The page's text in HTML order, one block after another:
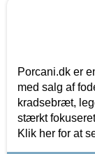
Porcani.dk er
med salg af
kradsebræt,
stærkt
Klik her for at